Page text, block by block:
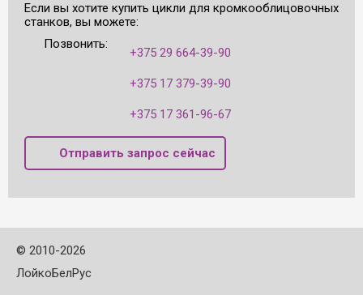
Если вы хотите купить цикли для кромкооблицовочных
станков, вы можете:
Позвонить:
+375 29 664-39-90
+375 17 379-39-90
+375 17 361-96-67
Отправить запрос сейчас
© 2010-2026
ЛойкоБелРус